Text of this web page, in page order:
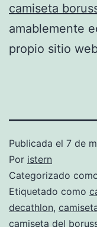
camiseta
amablemente
propio sitio
Publicada el 7 de
Por istern
Categorizado
Etiquetado como
decathlon,
camiseta del